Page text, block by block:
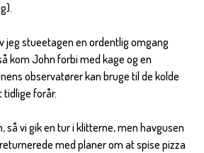
jeg stueetagen en ordentlig omgang
kom John forbi med kage og en
observatører kan bruge til de kolde
tidlige forår.
så vi gik en tur i klitterne, men havgusen
med planer om at spise pizza